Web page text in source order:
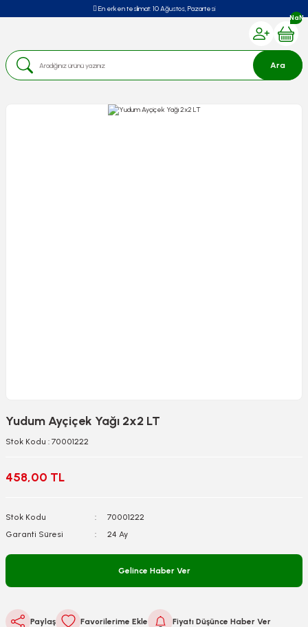
En erken teslimat: 10 Ağustos, Pazartesi
Ara
NaN
Yudum Ayçiçek Yağı 2x2 LT
Stok Kodu : 70001222
458,00 TL
Stok Kodu
70001222
Garanti Süresi
24 Ay
Gelince Haber Ver
Paylaş Fiyatı Düşünce Haber Ver